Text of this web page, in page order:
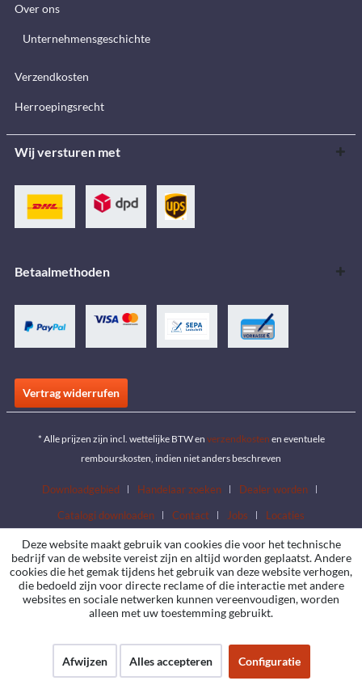
Over ons
Unternehmensgeschichte
Verzendkosten
Herroepingsrecht
Wij versturen met
Betaalmethoden
Vertrag widerrufen
* Alle prijzen zijn incl. wettelijke BTW en verzendkosten en eventuele
rembourskosten, indien niet anders beschreven
Downloadgebied Handelaar zoeken
Dealer worden
Catalogi downloaden
Contact Jobs Locaties
Deze website maakt gebruik van cookies die voor het technische
bedrijf van de website vereist zijn en altijd worden geplaatst. Andere
cookies die het gemak tijdens het gebruik van deze website verhogen,
die bedoeld zijn voor directe reclame of die interactie met andere
websites en sociale netwerken kunnen vereenvoudigen, worden
alleen met uw toestemming gebruikt.
Afwijzen Alles accepteren Configuratie